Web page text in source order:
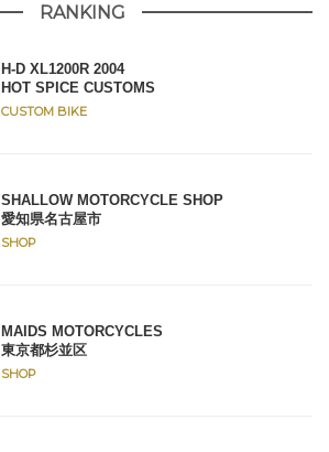
RANKING
H-D XL1200R 2004
HOT SPICE CUSTOMS
CUSTOM BIKE
SHALLOW MOTORCYCLE SHOP
愛知県名古屋市
SHOP
MAIDS MOTORCYCLES
東京都杉並区
SHOP